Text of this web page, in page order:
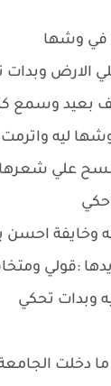
في وشها
الارض وبدات
بعيد وسمع
ليه
علي شعرها
وخايفة احسن
:قولي
وبدات تحكي
ما دخلت